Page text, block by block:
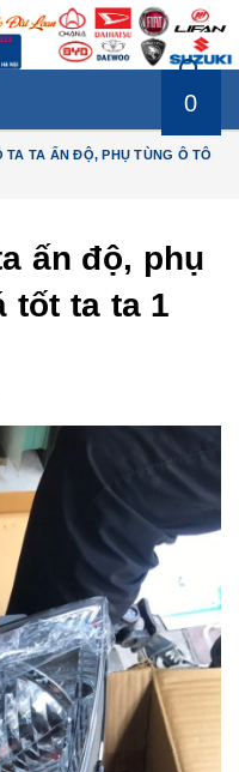
0
TA TA ẤN ĐỘ, PHỤ TÙNG Ô TÔ
ấn độ, phụ
tốt ta ta 1